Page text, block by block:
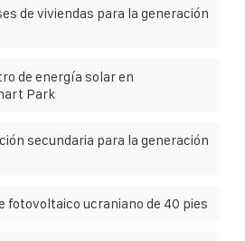
de viviendas para la generación
de energía solar en
Park
secundaria para la generación
fotovoltaico ucraniano de 40 pies